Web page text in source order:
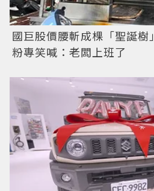
國巨股價腰斬成棵「聖誕樹
粉專笑喊：老闆上班了